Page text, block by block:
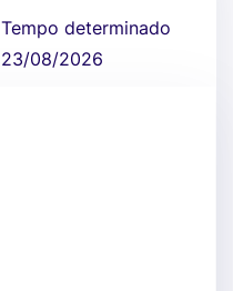
Tempo determinado
23/08/2026